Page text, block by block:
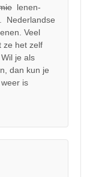
lenen-
Nederlandse
Veel
ze het zelf
Wil je als
dan kun je
is